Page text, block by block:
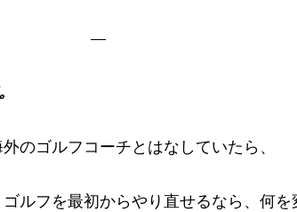
のゴルフコーチとはなしていたら、
ルフを最初からやり直せるなら、何を